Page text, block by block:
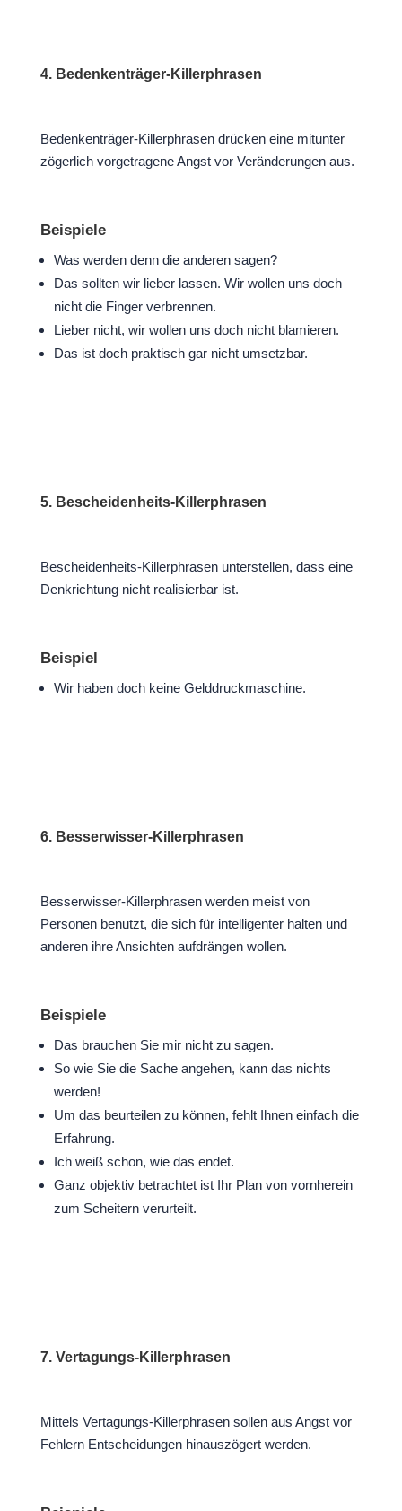
4. Bedenkenträger-Killerphrasen
Bedenkenträger-Killerphrasen drücken eine mitunter
zögerlich vorgetragene Angst vor Veränderungen aus.
Beispiele
Was werden denn die anderen sagen?
Das sollten wir lieber lassen. Wir wollen uns doch
nicht die Finger verbrennen.
Lieber nicht, wir wollen uns doch nicht blamieren.
Das ist doch praktisch gar nicht umsetzbar.
5. Bescheidenheits-Killerphrasen
Bescheidenheits-Killerphrasen unterstellen, dass eine
Denkrichtung nicht realisierbar ist.
Beispiel
Wir haben doch keine Gelddruckmaschine.
6. Besserwisser-Killerphrasen
Besserwisser-Killerphrasen werden meist von
Personen benutzt, die sich für intelligenter halten und
anderen ihre Ansichten aufdrängen wollen.
Beispiele
Das brauchen Sie mir nicht zu sagen.
So wie Sie die Sache angehen, kann das nichts
werden!
Um das beurteilen zu können, fehlt Ihnen einfach die
Erfahrung.
Ich weiß schon, wie das endet.
Ganz objektiv betrachtet ist Ihr Plan von vornherein
zum Scheitern verurteilt.
7. Vertagungs-Killerphrasen
Mittels Vertagungs-Killerphrasen sollen aus Angst vor
Fehlern Entscheidungen hinauszögert werden.